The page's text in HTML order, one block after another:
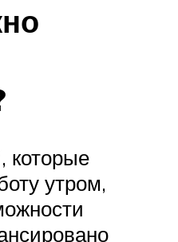
которые
утром,